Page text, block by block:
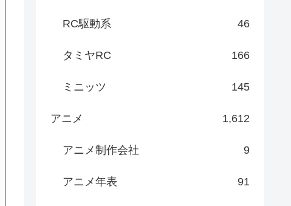
RC駆動系 46
タミヤRC 166
ミニッツ 145
アニメ 1,612
アニメ制作会社 9
アニメ年表 91